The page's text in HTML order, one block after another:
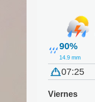
90%
14.9 mm
07:25
Viernes